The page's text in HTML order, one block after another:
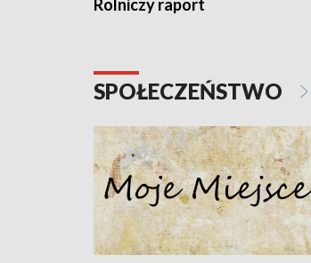
Rolniczy raport
SPOŁECZEŃSTWO